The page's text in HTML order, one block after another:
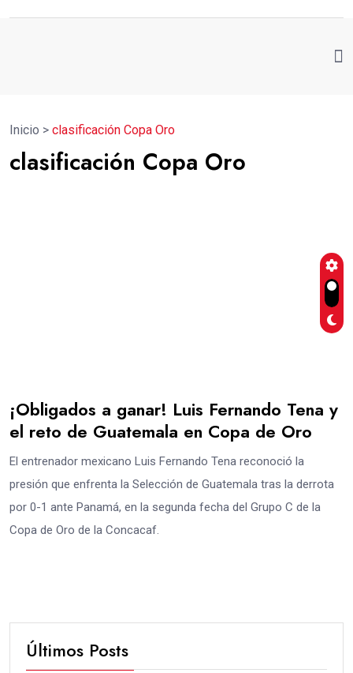
Inicio > clasificación Copa Oro
clasificación Copa Oro
¡Obligados a ganar! Luis Fernando Tena y
el reto de Guatemala en Copa de Oro
El entrenador mexicano Luis Fernando Tena reconoció la
presión que enfrenta la Selección de Guatemala tras la derrota
por 0-1 ante Panamá, en la segunda fecha del Grupo C de la
Copa de Oro de la Concacaf.
Últimos Posts